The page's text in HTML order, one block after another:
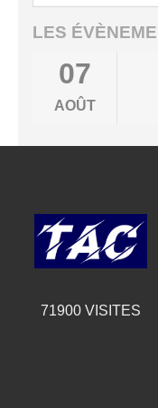
LES
07
AOÛT
71900VISITES